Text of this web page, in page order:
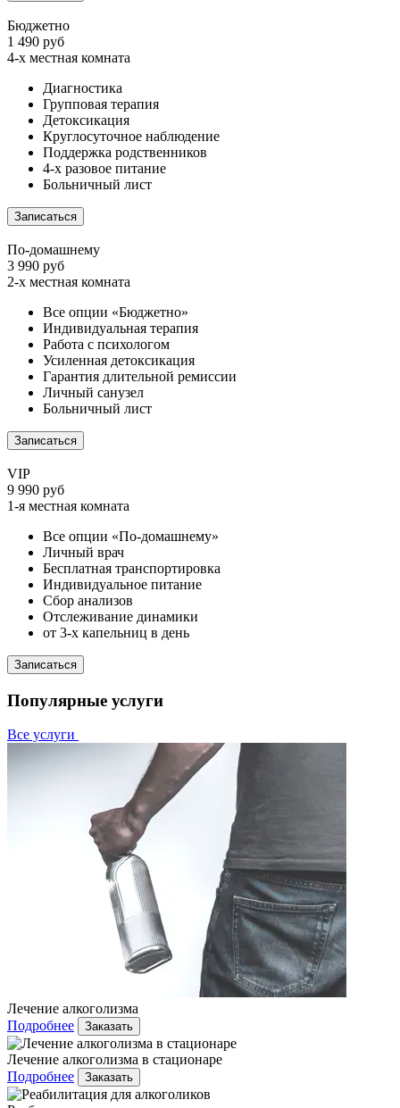
Бюджетно
1 490 руб
4-х местная комната
Диагностика
Групповая терапия
Детоксикация
Круглосуточное наблюдение
Поддержка родственников
4-х разовое питание
Больничный лист
Записаться
По-домашнему
3 990 руб
2-х местная комната
Все опции «Бюджетно»
Индивидуальная терапия
Работа с психологом
Усиленная детоксикация
Гарантия длительной ремиссии
Личный санузел
Больничный лист
Записаться
VIP
9 990 руб
1-я местная комната
Все опции «По-домашнему»
Личный врач
Бесплатная транспортировка
Индивидуальное питание
Сбор анализов
Отслеживание динамики
от 3-х капельниц в день
Записаться
Популярные услуги
Все услуги
Лечение алкоголизма
Подробнее
Заказать
Лечение алкоголизма в стационаре
Подробнее
Заказать